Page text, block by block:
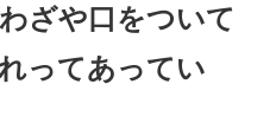
ざや口をついて
ってあってい